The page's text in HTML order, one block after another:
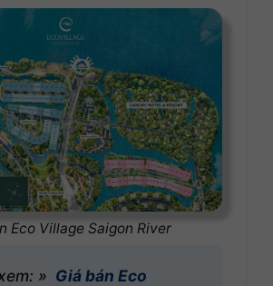
Eco Village Saigon River
» Giá bán Eco